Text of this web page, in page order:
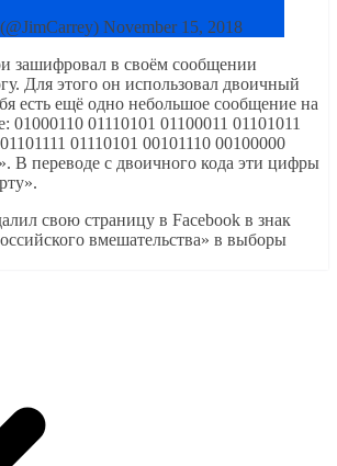
November 15, 2018
зашифровал в своём сообщении
Для этого он использовал двоичный
есть ещё одно небольшое сообщение на
01000110 01110101 01100011 01101011
01110101 00101110 00100000
В переводе с двоичного кода эти цифры
свою страницу в Facebook в знак
вмешательства» в выборы